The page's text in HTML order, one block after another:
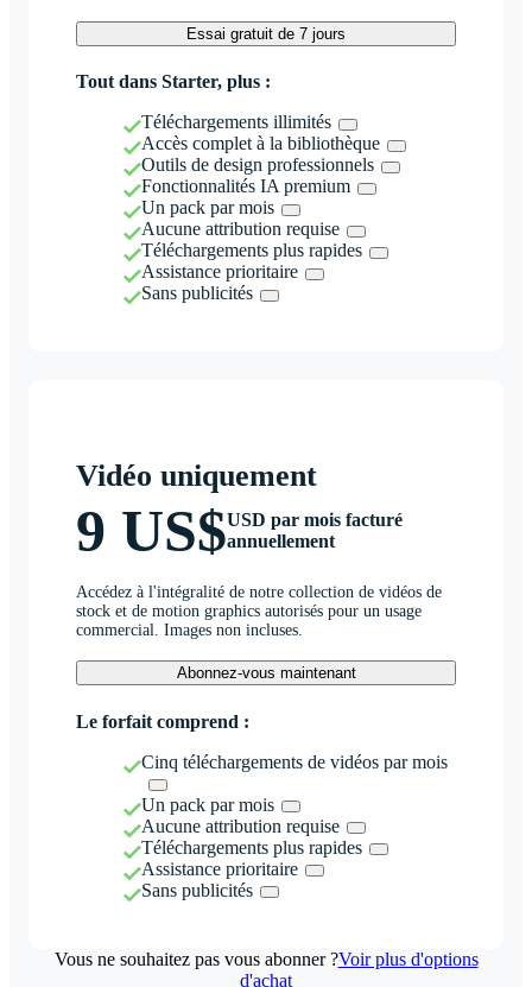
Essai gratuit de 7 jours
Tout dans Starter, plus :
Téléchargements illimités
Accès complet à la bibliothèque
Outils de design professionnels
Fonctionnalités IA premium
Un pack par mois
Aucune attribution requise
Téléchargements plus rapides
Assistance prioritaire
Sans publicités
Vidéo uniquement
9 US$USD par mois facturé
annuellement
Accédez à l'intégralité de notre collection de vidéos de
stock et de motion graphics autorisés pour un usage
commercial. Images non incluses.
Abonnez-vous maintenant
Le forfait comprend :
Cinq téléchargements de vidéos par mois
Un pack par mois
Aucune attribution requise
Téléchargements plus rapides
Assistance prioritaire
Sans publicités
Vous ne souhaitez pas vous abonner ?Voir plus d'options
d'achat